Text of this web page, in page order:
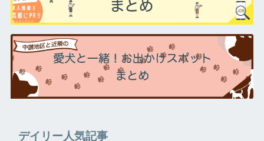
デイリー人気記事